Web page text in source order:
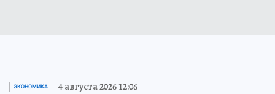
ЭКОНОМИКА 4 августа 2026 12:06